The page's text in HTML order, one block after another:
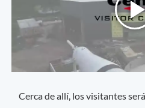
Cerca de allí, los visitantes